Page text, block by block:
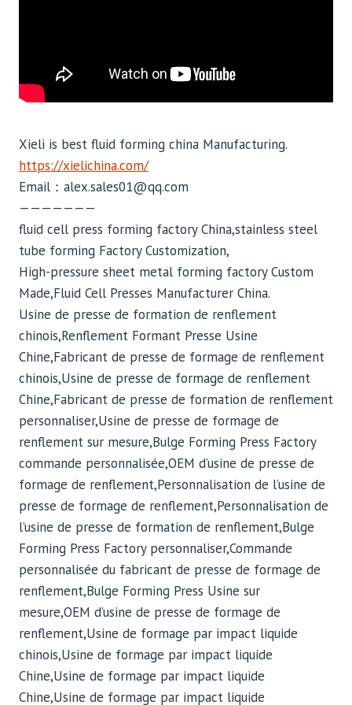
Xieli is best fluid forming china Manufacturing.
https://xielichina.com/
Email：alex.sales01@qq.com
———————
fluid cell press forming factory China,stainless steel
tube forming Factory Customization,
High-pressure sheet metal forming factory Custom
Made,Fluid Cell Presses Manufacturer China.
Usine de presse de formation de renflement
chinois,Renflement Formant Presse Usine
Chine,Fabricant de presse de formage de renflement
chinois,Usine de presse de formage de renflement
Chine,Fabricant de presse de formation de renflement
personnaliser,Usine de presse de formage de
renflement sur mesure,Bulge Forming Press Factory
commande personnalisée,OEM d’usine de presse de
formage de renflement,Personnalisation de l’usine de
presse de formage de renflement,Personnalisation de
l’usine de presse de formation de renflement,Bulge
Forming Press Factory personnaliser,Commande
personnalisée du fabricant de presse de formage de
renflement,Bulge Forming Press Usine sur
mesure,OEM d’usine de presse de formage de
renflement,Usine de formage par impact liquide
chinois,Usine de formage par impact liquide
Chine,Usine de formage par impact liquide
Chine,Usine de formage par impact liquide